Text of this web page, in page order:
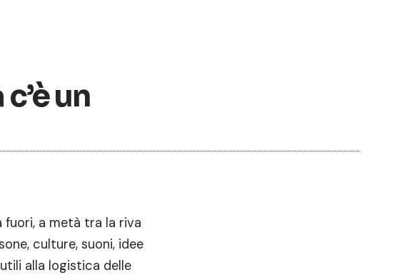
un
fuori, a metà tra la riva
culture, suoni, idee
alla logistica delle